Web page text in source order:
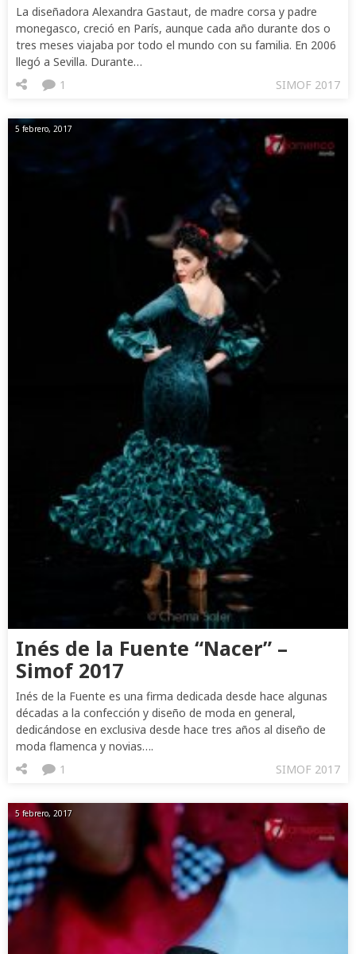
La diseñadora Alexandra Gastaut, de madre corsa y padre
monegasco, creció en París, aunque cada año durante dos o
tres meses viajaba por todo el mundo con su familia. En 2006
llegó a Sevilla. Durante…
SIMOF 2017
1
5 febrero, 2017
Inés de la Fuente “Nacer” –
Simof 2017
Inés de la Fuente es una firma dedicada desde hace algunas
décadas a la confección y diseño de moda en general,
dedicándose en exclusiva desde hace tres años al diseño de
moda flamenca y novias….
SIMOF 2017
1
5 febrero, 2017